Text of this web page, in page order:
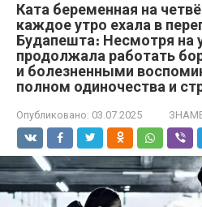
Ката беременная на
каждое утро ехала в
Будапешта։ Несмотря на
продолжала работать
и болезненными
полном одиночества и
Опубликовано: 03.07.2025